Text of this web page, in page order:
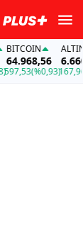
64.968,56
(%0,93)
ALTIN
167,96